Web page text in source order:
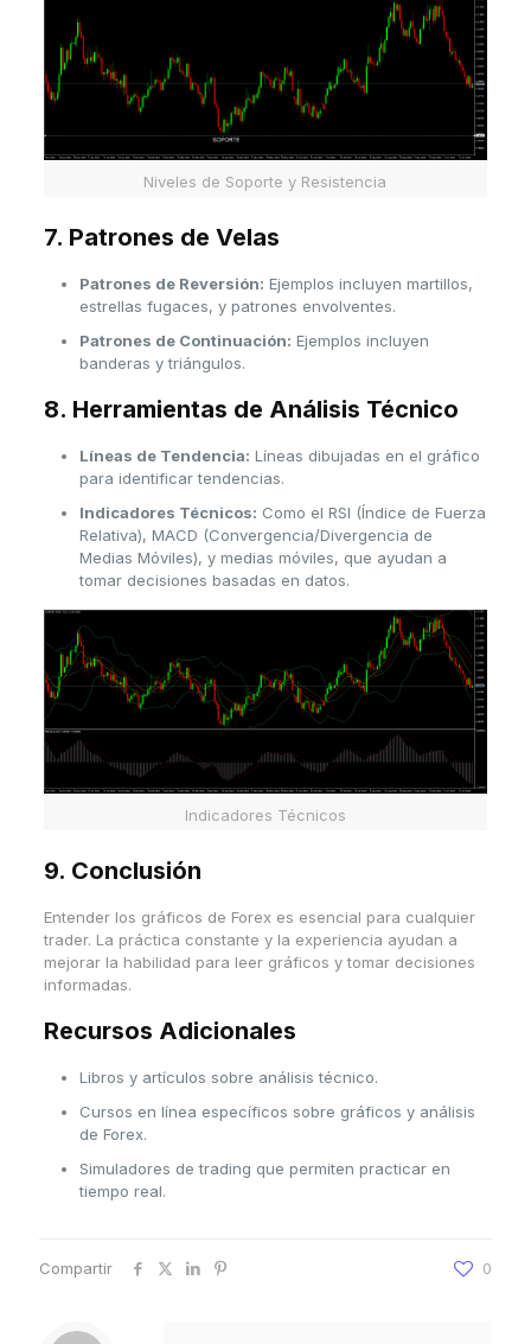
Niveles de Soporte y Resistencia
7. Patrones de Velas
Patrones de Reversión: Ejemplos incluyen martillos,
estrellas fugaces, y patrones envolventes.
Patrones de Continuación: Ejemplos incluyen
banderas y triángulos.
8. Herramientas de Análisis Técnico
Líneas de Tendencia: Líneas dibujadas en el gráfico
para identificar tendencias.
Indicadores Técnicos: Como el RSI (Índice de Fuerza
Relativa), MACD (Convergencia/Divergencia de
Medias Móviles), y medias móviles, que ayudan a
tomar decisiones basadas en datos.
Indicadores Técnicos
9. Conclusión
Entender los gráficos de Forex es esencial para cualquier
trader. La práctica constante y la experiencia ayudan a
mejorar la habilidad para leer gráficos y tomar decisiones
informadas.
Recursos Adicionales
Libros y artículos sobre análisis técnico.
Cursos en línea específicos sobre gráficos y análisis
de Forex.
Simuladores de trading que permiten practicar en
tiempo real.
Compartir 0